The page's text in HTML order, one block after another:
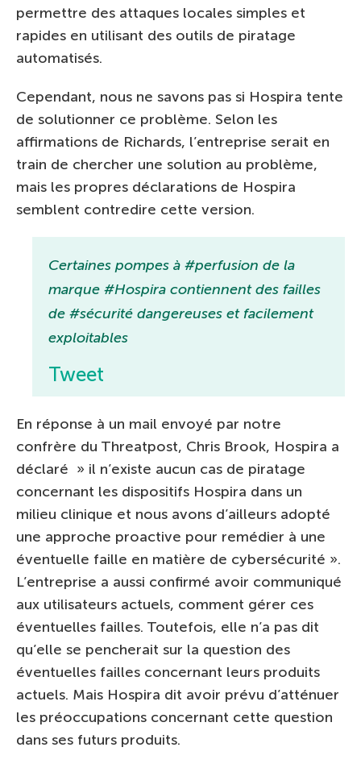
permettre des attaques locales simples et
rapides en utilisant des outils de piratage
automatisés.
Cependant, nous ne savons pas si Hospira tente
de solutionner ce problème. Selon les
affirmations de Richards, l’entreprise serait en
train de chercher une solution au problème,
mais les propres déclarations de Hospira
semblent contredire cette version.
Certaines pompes à #perfusion de la
marque #Hospira contiennent des failles
de #sécurité dangereuses et facilement
exploitables
Tweet
En réponse à un mail envoyé par notre
confrère du Threatpost, Chris Brook, Hospira a
déclaré » il n’existe aucun cas de piratage
concernant les dispositifs Hospira dans un
milieu clinique et nous avons d’ailleurs adopté
une approche proactive pour remédier à une
éventuelle faille en matière de cybersécurité ».
L’entreprise a aussi confirmé avoir communiqué
aux utilisateurs actuels, comment gérer ces
éventuelles failles. Toutefois, elle n’a pas dit
qu’elle se pencherait sur la question des
éventuelles failles concernant leurs produits
actuels. Mais Hospira dit avoir prévu d’atténuer
les préoccupations concernant cette question
dans ses futurs produits.